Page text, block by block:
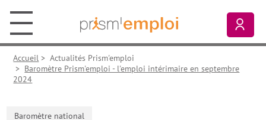
Prism’emploi, retour à l'accueil
Accueil >Actualités Prism'emploi
> Baromètre Prism'emploi - l'emploi intérimaire en septembre
2024
Baromètre national